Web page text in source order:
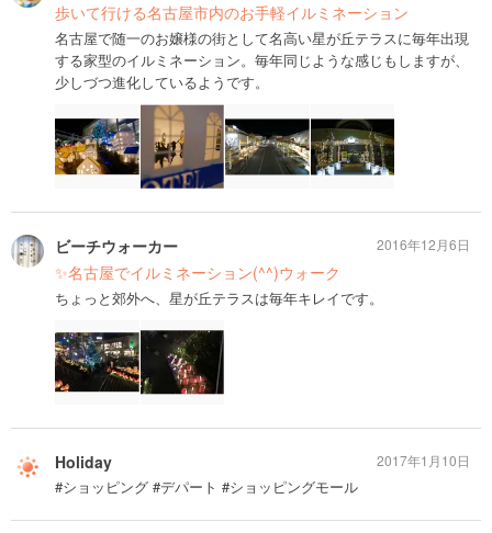
歩いて行ける名古屋市内のお手軽イルミネーション
名古屋で随一のお嬢様の街として名高い星が丘テラスに毎年出現
する家型のイルミネーション。毎年同じような感じもしますが、
少しづつ進化しているようです。
ビーチウォーカー
✨名古屋でイルミネーション(^^)ウォーク
ちょっと郊外へ、星が丘テラスは毎年キレイです。
2016年12月6日
Holiday
#ショッピング #デパート #ショッピングモール
2017年1月10日